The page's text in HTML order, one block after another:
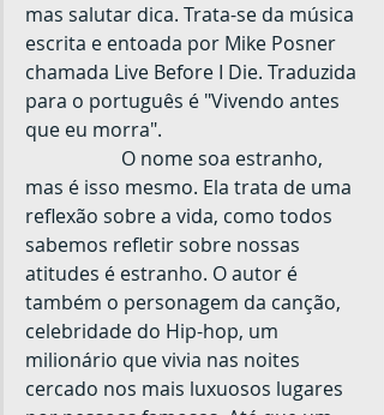
mas salutar dica. Trata-se da música
escrita e entoada por Mike Posner
chamada Live Before I Die. Traduzida
para o português é "Vivendo antes
que eu morra".
mas é isso mesmo. Ela trata de uma
reflexão sobre a vida, como todos
sabemos refletir sobre nossas
atitudes é estranho. O autor é
também o personagem da canção,
celebridade do Hip-hop, um
milionário que vivia nas noites
cercado nos mais luxuosos lugares